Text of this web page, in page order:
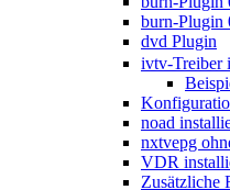
burn-Plugin
dvd Plugin
ivtv-Treiber
noad
nxtvepg
VDR
Zusätzliche